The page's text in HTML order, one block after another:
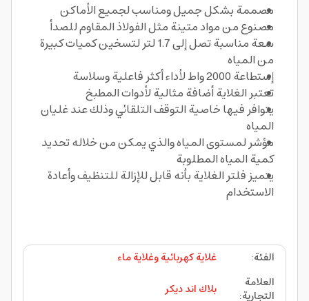
مصممة بشكل جميل ومناسب لجميع الأماكن
مصنوع من مواد متينة مثل الفولاذ المقاوم للصدأ
سعة مناسبة تصل إلى 1.7 لتر لتسخين كميات كبيرة
من المياه
إستطاعة 2000 واط لأداء أكثر فاعلية وسلاسة
تعتبر الغلاية أضافة مثالية لأدوات المطبخ
يتوافر فيها خاصية التوقف التلقائي وذلك عند غليان
المياه
مؤشر لمستوى المياه والذي يمكن من خلاله تحديد
كمية المياه المطلوبة
يتميز فلتر الغلاية بأنه قابل للإزالة للتنظيف وأعادة
الاستخدام
الفئة:
غلاية كهربائية وغلاية ماء
العلامة
التجارية: بلاك اند ديكر